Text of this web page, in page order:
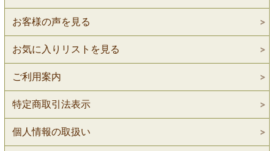
お客様の声を見る
お気に入りリストを見る
ご利用案内
特定商取引法表示
個人情報の取扱い